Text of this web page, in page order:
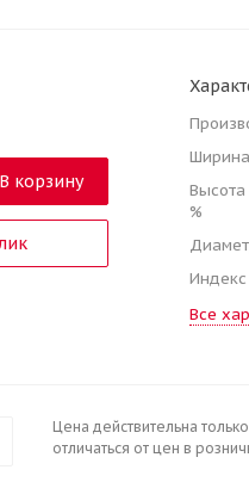
В корзину
%
Индекс
Все
Цена действительна
отличаться от цен в